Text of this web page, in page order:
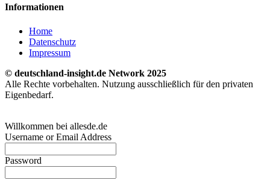
Informationen
Home
Datenschutz
Impressum
© deutschland-insight.de Network 2025
Alle Rechte vorbehalten. Nutzung ausschließlich für den privaten
Eigenbedarf.
Willkommen bei allesde.de
Username or Email Address
Password